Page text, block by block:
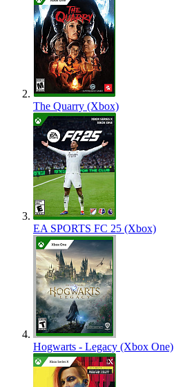
The Quarry (Xbox)
EA SPORTS FC 25 (Xbox)
Hogwarts - Legacy (Xbox One)